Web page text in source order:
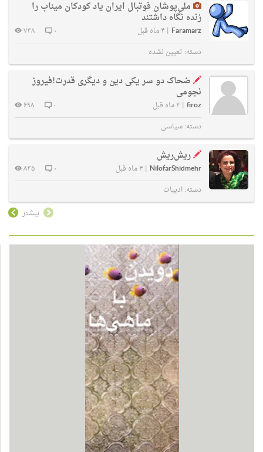
ملی‌پوشان فوتبال ایران یاد کودکان میناب را
زنده نگاه داشتند
Faramarz
| ۴ ماه قبل ۰
۷۳۸
دسته: تعیین نشده
ضحاک دو سر یکی دین و دیگری قدرت!فیروز
نجومی
firoz
| ۴ ماه قبل ۰
۶۹۸
دسته:سیاسی
ریش‌ریش
NilofarShidmehr
| ۴ ماه قبل ۰
۸۳۵
دسته:ادبیات
بیشتر